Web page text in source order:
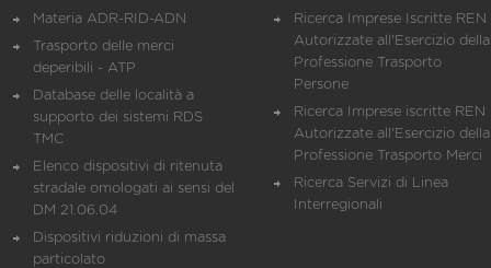
Materia ADR-RID-ADN
Trasporto delle merci
deperibili - ATP
Database delle località a
supporto dei sistemi RDS
TMC
Elenco dispositivi di ritenuta
stradale omologati ai sensi del
DM 21.06.04
Dispositivi riduzioni di massa
particolato
Ricerca Imprese Iscritte REN
Autorizzate all'Esercizio della
Professione Trasporto
Persone
Ricerca Imprese iscritte REN
Autorizzate all'Esercizio della
Professione Trasporto Merci
Ricerca Servizi di Linea
Interregionali